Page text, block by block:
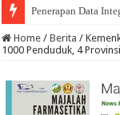
Penerapan Data
Home / Berita /
1000 Penduduk, 4